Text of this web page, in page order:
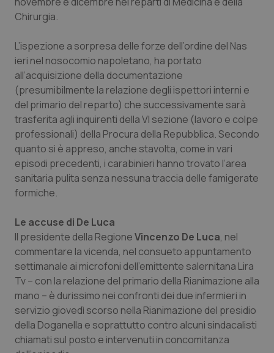
Lazio
Lombardia
Marche
Molise
Piemonte
Provincia Autonoma di Bolzano
Provincia Autonoma di Trento
Puglia
Sardegna
Sicilia
Diabete & glucometri
Dolore
Donna & Salute
Epatiti
HIV
Infezioni & Febbre
Ipertensione & Scompenso
Malattie rare
Malattia di Crohn & Rettocolite Ulcerosa
Neuroscienze & patologie neurodegenerative
Chirurgia.
L’ispezione a sorpresa delle forze dell’ordine del Nas
ieri nel nosocomio napoletano, ha portato
all’acquisizione della documentazione
(presumibilmente la relazione degli ispettori interni e
del primario del reparto) che successivamente sarà
trasferita agli inquirenti della VI sezione (lavoro e colpe
professionali) della Procura della Repubblica. Secondo
quanto si è appreso, anche stavolta, come in vari
episodi precedenti, i carabinieri hanno trovato l’area
sanitaria pulita senza nessuna traccia delle famigerate
formiche.
Le accuse di De Luca
Il presidente della RegioneVincenzo De Luca, nel
commentare la vicenda, nel consueto appuntamento
settimanale ai microfoni dell’emittente salernitana Lira
Tv – con la relazione del primario della Rianimazione alla
mano – è durissimo nei confronti dei due infermieri in
servizio giovedì scorso nella Rianimazione del presidio
della Doganella e soprattutto contro alcuni sindacalisti
chiamati sul posto e intervenuti in concomitanza